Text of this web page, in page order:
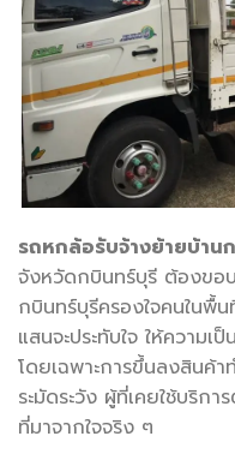
รถหกล้อรับจ้างย้ายบ้าน
จังหวัดกบินทร์บุรี ต้องขอ
กบินทร์บุรีครองใจคนในพื้
แสนจะประทับใจ ให้ความ
โดยเฉพาะการขึ้นลงสินค้
ระมัดระวัง ผู้ที่เคยใช้บริก
ที่มาจากใจจริง ๆ